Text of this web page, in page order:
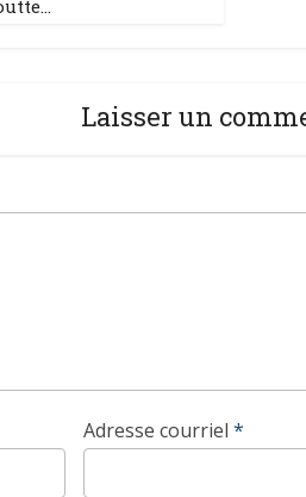
Laisser un
Adresse courriel *